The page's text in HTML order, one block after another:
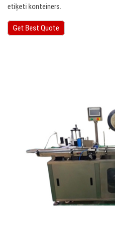
etiķeti konteiners.
Get Best Quote